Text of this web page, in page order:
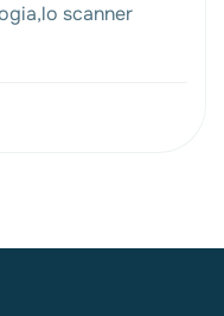
scanner